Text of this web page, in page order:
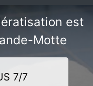
est
Motte
7/7